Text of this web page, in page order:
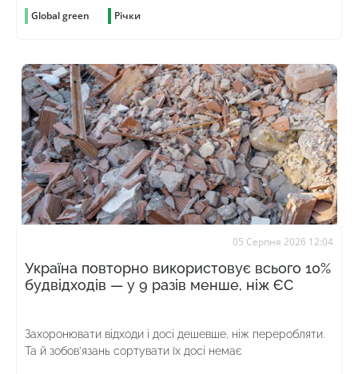
Global green Річки
05 Серпня 2026 12:04
Україна повторно використовує всього 10%
будвідходів — у 9 разів менше, ніж ЄС
Захоронювати відходи і досі дешевше, ніж переробляти.
Та й зобов’язань сортувати їх досі немає